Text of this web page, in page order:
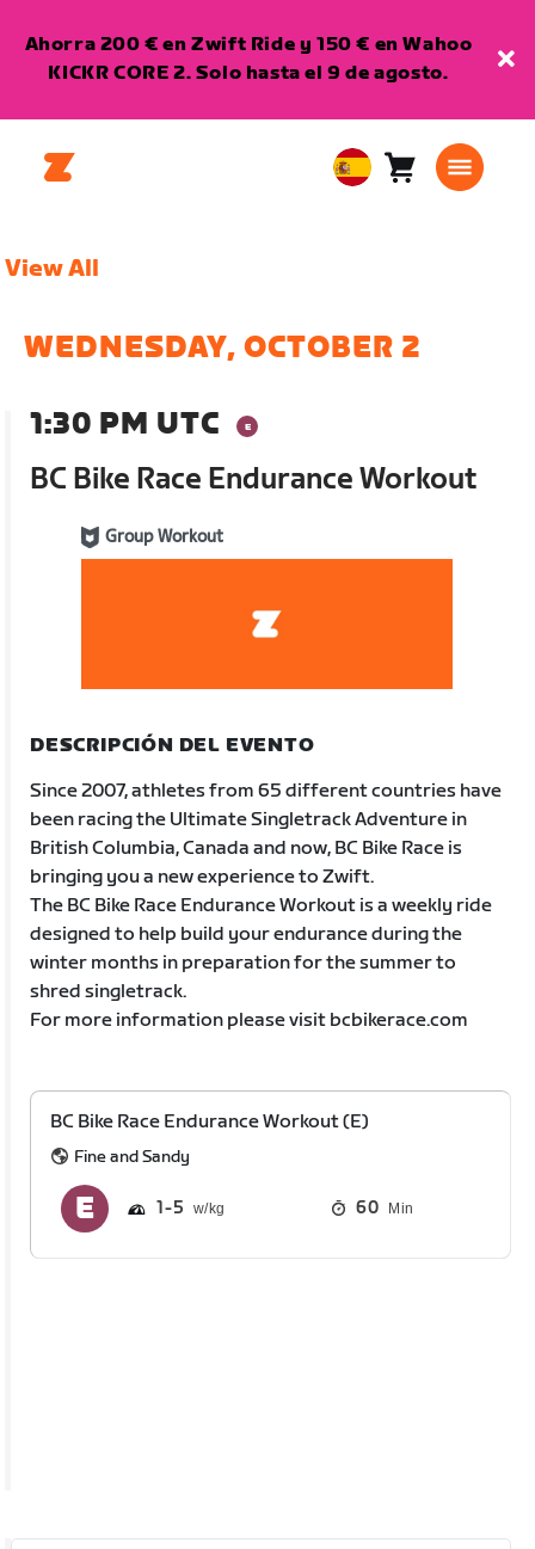
Ahorra 200 € en Zwift Ride y 150 € en Wahoo
KICKR CORE 2. Solo hasta el 9 de agosto.
EuropeanCarro0
View All
WEDNESDAY, OCTOBER 2
1:30 PM UTC
BC Bike Race Endurance Workout
Group Workout
DESCRIPCIÓN DEL EVENTO
Since 2007, athletes from 65 different countries have
been racing the Ultimate Singletrack Adventure in
British Columbia, Canada and now, BC Bike Race is
bringing you a new experience to Zwift.
The BC Bike Race Endurance Workout is a weekly ride
designed to help build your endurance during the
winter months in preparation for the summer to
shred singletrack.
For more information please visit bcbikerace.com
BC Bike Race Endurance Workout (E)
Fine and Sandy
1 5 60 Min